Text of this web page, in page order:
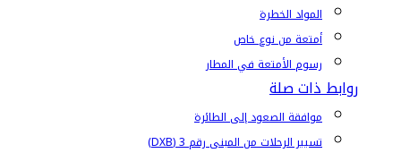
المواد الخطرة
أمتعة من نوع خاص
رسوم الأمتعة في المطار
روابط ذات صلة
موافقة الصعود إلى الطائرة
تسيير الرحلات من المبنى رقم 3 (DXB)